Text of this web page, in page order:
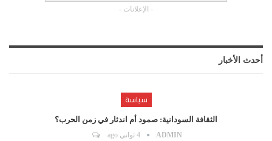
- الإعلانات -
أحدث الأخبار
سياسة
الثقافة السودانية: صمود أم اندثار في زمن الحرب؟
ADMIN 4 ثواني ago